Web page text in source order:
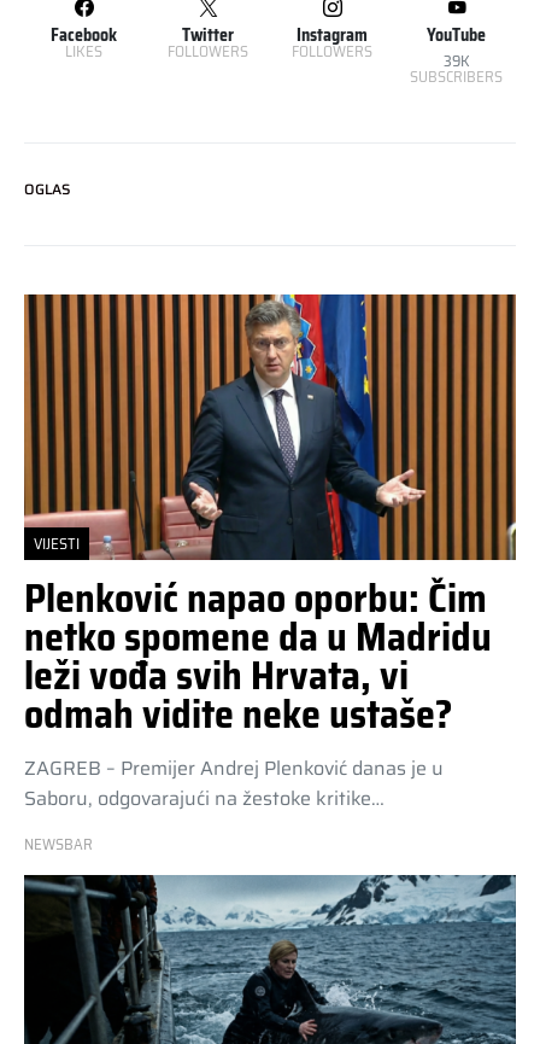
Facebook
LIKES
Twitter
FOLLOWERS
Instagram
FOLLOWERS
YouTube
39K
SUBSCRIBERS
OGLAS
VIJESTI
Plenković napao oporbu: Čim
netko spomene da u Madridu
leži vođa svih Hrvata, vi
odmah vidite neke ustaše?
ZAGREB – Premijer Andrej Plenković danas je u
Saboru, odgovarajući na žestoke kritike…
NEWSBAR